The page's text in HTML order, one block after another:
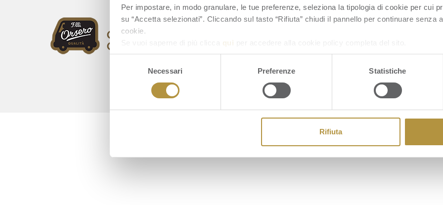
Per impostare, in modo granulare, le tue preferenze, seleziona la tipologia di cookie per cui
su “Accetta selezionati”. Cliccando sul tasto “Rifiuta” chiudi il pannello per continuare senza
cookie.
Se vuoi saperne di più clicca
qui per accedere alla cookie policy completa del sito.
Necessari Preferenze Statistiche
Rifiuta